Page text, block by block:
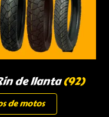
de llanta(92)
de motos